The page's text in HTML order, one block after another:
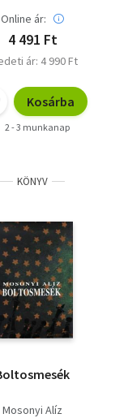
Online ár:
4 491 Ft
ár: 4 990 Ft
Kosárba
2 - 3 munkanap
KÖNYV
Mosonyi Alíz